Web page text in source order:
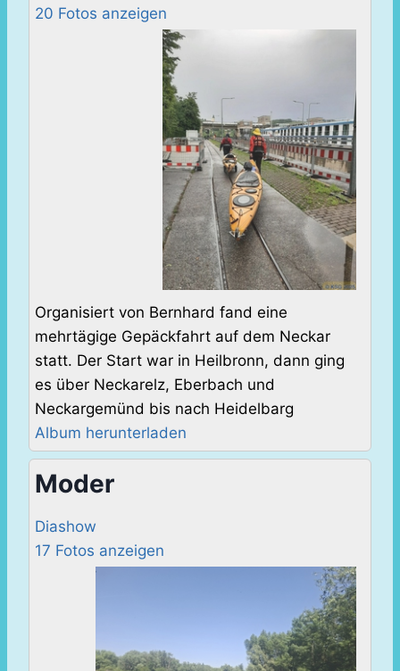
20 Fotos anzeigen
Organisiert von Bernhard fand eine
mehrtägige Gepäckfahrt auf dem Neckar
statt. Der Start war in Heilbronn, dann ging
es über Neckarelz, Eberbach und
Neckargemünd bis nach Heidelbarg
Album herunterladen
Moder
Diashow
17 Fotos anzeigen